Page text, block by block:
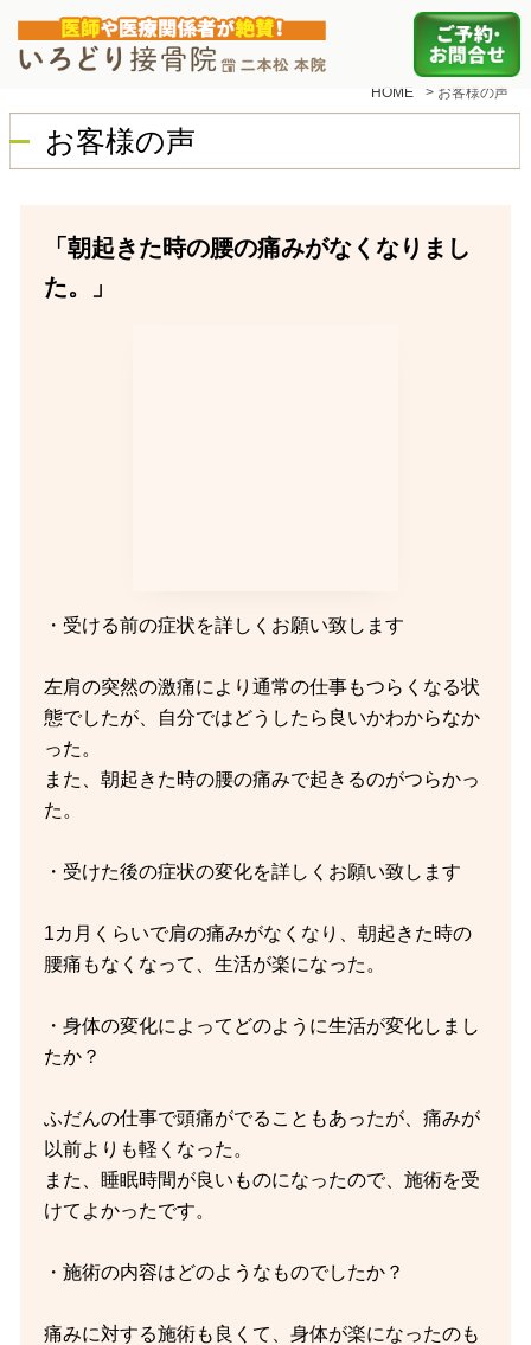
HOME > お客様の声
お客様の声
「朝起きた時の腰の痛みがなくなりまし
た。」
・受ける前の症状を詳しくお願い致します
左肩の突然の激痛により通常の仕事もつらくなる状
態でしたが、自分ではどうしたら良いかわからなか
った。
また、朝起きた時の腰の痛みで起きるのがつらかっ
た。
・受けた後の症状の変化を詳しくお願い致します
1カ月くらいで肩の痛みがなくなり、朝起きた時の
腰痛もなくなって、生活が楽になった。
・身体の変化によってどのように生活が変化しまし
たか？
ふだんの仕事で頭痛がでることもあったが、痛みが
以前よりも軽くなった。
また、睡眠時間が良いものになったので、施術を受
けてよかったです。
・施術の内容はどのようなものでしたか？
痛みに対する施術も良くて、身体が楽になったのも